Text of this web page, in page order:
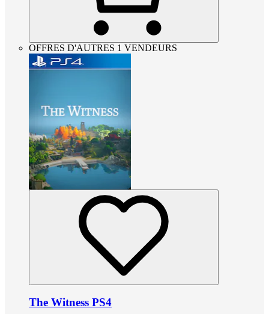
OFFRES D'AUTRES 1 VENDEURS
The Witness PS4